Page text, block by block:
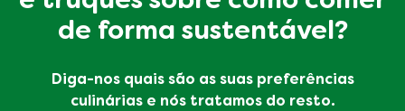
de forma sustentável?
Diga-nos quais são as suas preferências
culinárias e nós tratamos do resto.